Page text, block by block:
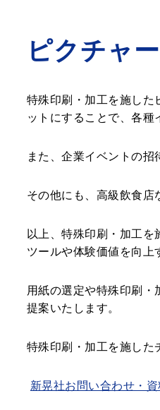
ピクチャ
特殊印刷・加工を施した
ットにすることで、各種
また、企業イベントの招
その他にも、高級飲食店
以上、特殊印刷・加工
ツールや体験価値を向上
用紙の選定や特殊印刷
提案いたします。
特殊印刷・加工を施した
新晃社お問い合わせ・